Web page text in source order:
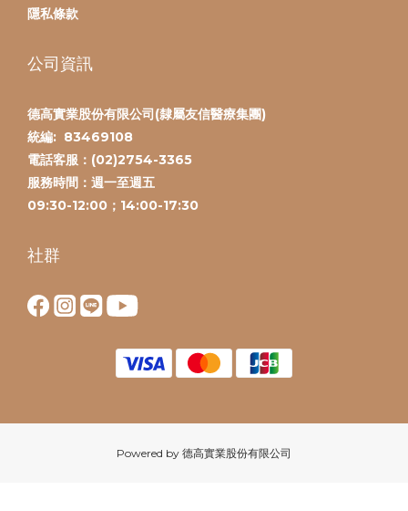
隱私條款
公司資訊
德高實業股份有限公司(隸屬友信醫療集團)
統編: 83469108
電話客服：(02)2754-3365
服務時間： 週一至週五
09:30-12:00；14:00-17:30
社群
Powered by 德高實業股份有限公司